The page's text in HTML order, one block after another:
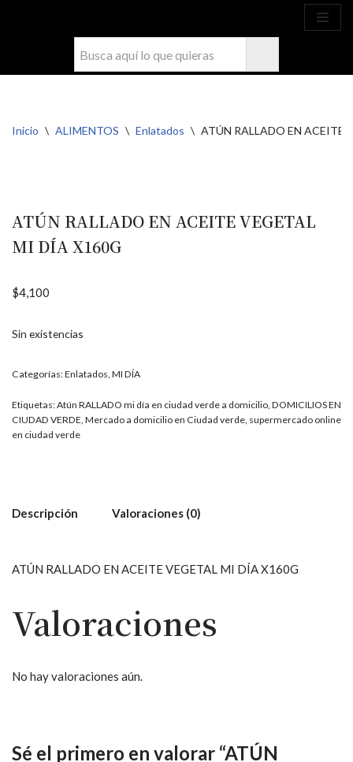
Inicio \ ALIMENTOS \ Enlatados \ ATÚN RALLADO EN ACEITE
ATÚN RALLADO EN ACEITE VEGETAL
MI DÍA X160G
$4,100
Sin existencias
Categorías:Enlatados, MI DÍA
Etiquetas:Atún RALLADO mi día en ciudad verde a domicilio, DOMICILIOS EN
CIUDAD VERDE, Mercado a domicilio en Ciudad verde, supermercado online
en ciudad verde
Descripción Valoraciones (0)
ATÚN RALLADO EN ACEITE VEGETAL MI DÍA X160G
Valoraciones
No hay valoraciones aún.
Sé el primero en valorar “ATÚN
WhatsApp en Soacha
COMPRAR